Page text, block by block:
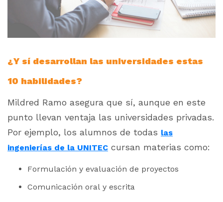
¿Y sí desarrollan las universidades estas
10 habilidades?
Mildred Ramo asegura que sí, aunque en este
punto llevan ventaja las universidades privadas.
Por ejemplo, los alumnos de todas las
ingenierías de la UNITEC cursan materias como:
Formulación y evaluación de proyectos
Comunicación oral y escrita